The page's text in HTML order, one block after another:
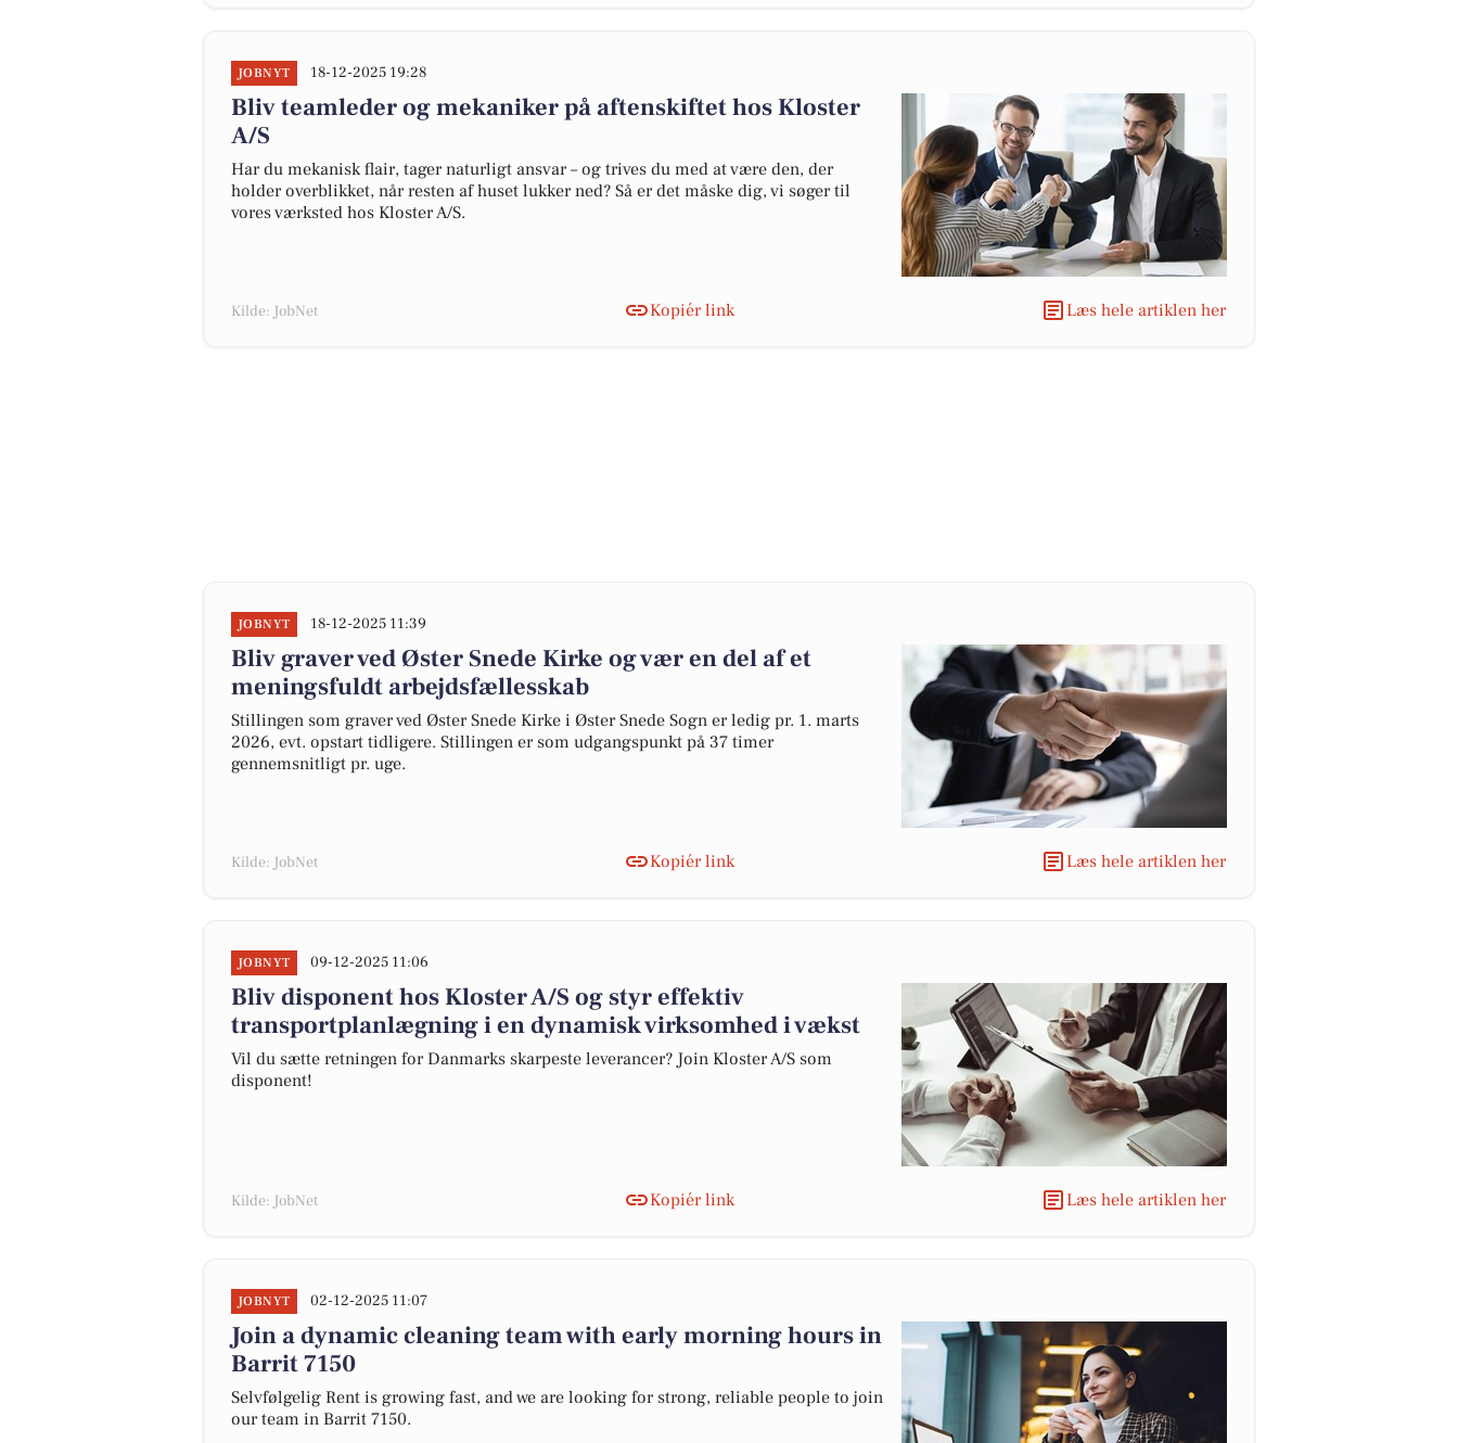
JOBNYT 18-12-2025 19:28
Bliv teamleder og mekaniker på aftenskiftet hos Kloster
A/S
Har du mekanisk flair, tager naturligt ansvar – og trives du med at være den, der
holder overblikket, når resten af huset lukker ned? Så er det måske dig, vi søger til
vores værksted hos Kloster A/S.
Kilde: JobNet Kopiér link Læs hele artiklen her
JOBNYT 18-12-2025 11:39
Bliv graver ved Øster Snede Kirke og vær en del af et
meningsfuldt arbejdsfællesskab
Stillingen som graver ved Øster Snede Kirke i Øster Snede Sogn er ledig pr. 1. marts
2026, evt. opstart tidligere. Stillingen er som udgangspunkt på 37 timer
gennemsnitligt pr. uge.
Kilde: JobNet Kopiér link Læs hele artiklen her
JOBNYT 09-12-2025 11:06
Bliv disponent hos Kloster A/S og styr effektiv
transportplanlægning i en dynamisk virksomhed i vækst
Vil du sætte retningen for Danmarks skarpeste leverancer? Join Kloster A/S som
disponent!
Kilde: JobNet Kopiér link Læs hele artiklen her
JOBNYT 02-12-2025 11:07
Join a dynamic cleaning team with early morning hours in
Barrit 7150
Selvfølgelig Rent is growing fast, and we are looking for strong, reliable people to join
our team in Barrit 7150.